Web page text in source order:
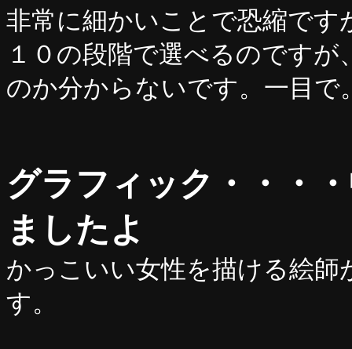
非常に細かいことで恐縮で
１０の段階で選べるのです
のか分からないです。一目で
グラフィック・・・
ましたよ
かっこいい女性を描ける絵
す。